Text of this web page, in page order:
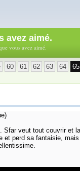
avez aimé.
vous avez aimé.
60 61 62 63 64 65
Sfar veut tout couvrir et
et perd sa fantaisie,